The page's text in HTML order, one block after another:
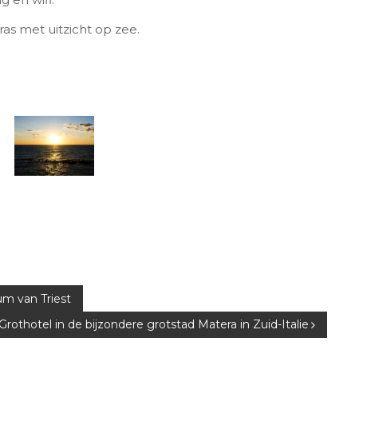
met uitzicht op zee.
van Triest
Grothotel in de bijzondere grotstad Matera in Zuid-Italie